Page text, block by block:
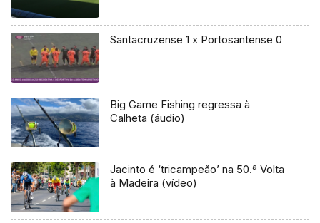
Santacruzense 1 x Portosantense 0
Big Game Fishing regressa à
Calheta (áudio)
Jacinto é ‘tricampeão’ na 50.ª Volta
à Madeira (vídeo)